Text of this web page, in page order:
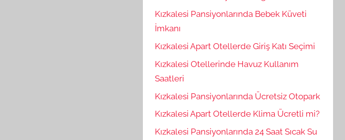
Kızkalesi Pansiyonlarında Bebek Küveti
İmkanı
Kızkalesi Apart Otellerde Giriş Katı Seçimi
Kızkalesi Otellerinde Havuz Kullanım
Saatleri
Kızkalesi Pansiyonlarında Ücretsiz Otopark
Kızkalesi Apart Otellerde Klima Ücretli mi?
Kızkalesi Pansiyonlarında 24 Saat Sıcak Su